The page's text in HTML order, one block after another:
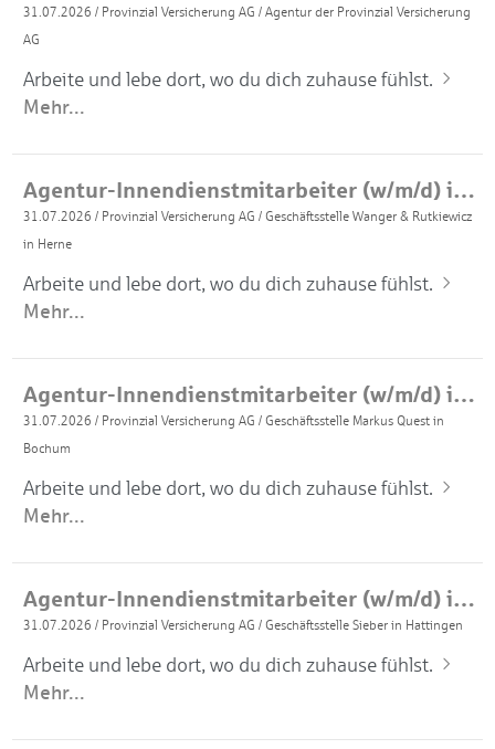
31.07.2026 / Provinzial Versicherung AG /Agentur der Provinzial Versicherung
AG
Arbeite und lebe dort, wo du dich zuhause fühlst.
Mehr...
Agentur-Innendienstmitarbeiter (w/m/d) in Vollzeit
31.07.2026 / Provinzial Versicherung AG /Geschäftsstelle Wanger & Rutkiewicz
in Herne
Arbeite und lebe dort, wo du dich zuhause fühlst.
Mehr...
Agentur-Innendienstmitarbeiter (w/m/d) in Vollzeit
31.07.2026 / Provinzial Versicherung AG /Geschäftsstelle Markus Quest in
Bochum
Arbeite und lebe dort, wo du dich zuhause fühlst.
Mehr...
Agentur-Innendienstmitarbeiter (w/m/d) in Vollzeit
31.07.2026 / Provinzial Versicherung AG /Geschäftsstelle Sieber in Hattingen
Arbeite und lebe dort, wo du dich zuhause fühlst.
Mehr...